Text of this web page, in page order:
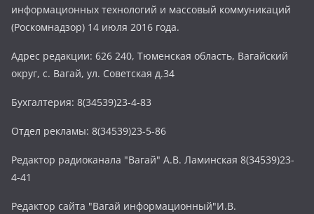
информационных технологий и массовый коммуникаций
(Роскомнадзор) 14 июля 2016 года.
Адрес редакции: 626 240, Тюменская область, Вагайский
округ, с. Вагай, ул. Советская д.34
Бухгалтерия: 8(34539)23-4-83
Отдел рекламы: 8(34539)23-5-86
Редактор радиоканала "Вагай" А.В. Ламинская 8(34539)23-
4-41
Редактор сайта "Вагай информационный"И.В.